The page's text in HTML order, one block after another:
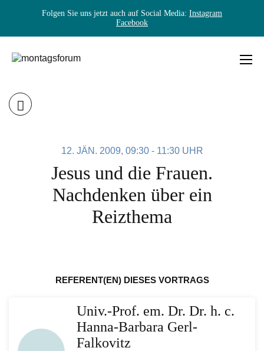
Folgen Sie uns jetzt auch auf Social Media: Instagram
Facebook
content
12. JÄN. 2009, 09:30 - 11:30 UHR
Jesus und die Frauen.
Nachdenken über ein
Reizthema
REFERENT(EN) DIESES VORTRAGS
Univ.-Prof. em. Dr. Dr. h. c.
Hanna-Barbara Gerl-
Falkovitz